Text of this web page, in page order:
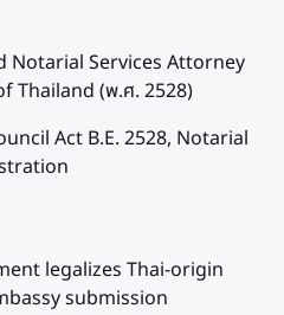
Notarial Services Attorney
Thailand (พ.ศ. 2528)
Act B.E. 2528, Notarial
legalizes Thai-origin
submission